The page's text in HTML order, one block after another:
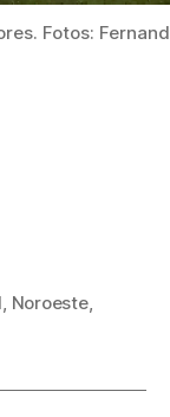
Fotos:
, Noroeste,